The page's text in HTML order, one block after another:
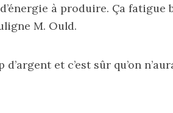
à produire. Ça fatigue
M. Ould.
et c’est sûr qu’on